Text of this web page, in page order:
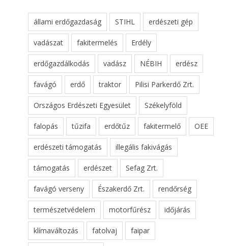
állami erdőgazdaság STIHL erdészeti gép
vadászat fakitermelés Erdély
erdőgazdálkodás vadász NÉBIH erdész
favágó erdő traktor Pilisi Parkerdő Zrt.
Országos Erdészeti Egyesület Székelyföld
falopás tűzifa erdőtűz fakitermelő OEE
erdészeti támogatás illegális fakivágás
támogatás erdészet Sefag Zrt.
favágó verseny Északerdő Zrt. rendőrség
természetvédelem motorfűrész időjárás
klímaváltozás fatolvaj faipar